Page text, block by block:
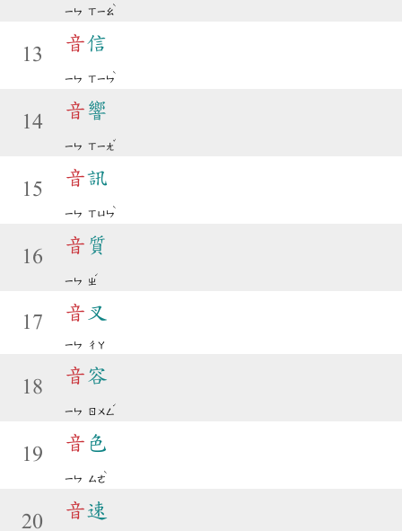
ㄧㄣ ㄒㄧㄠ
ˋ
13
音信
ㄧㄣ ㄒㄧㄣ
ˋ
14
音響
ㄧㄣ ㄒㄧㄤ
ˇ
15
音訊
ㄧㄣ ㄒㄩㄣ
ˋ
16
音 質
ㄧㄣ ㄓ
ˊ
17 音 叉
ㄧㄣ ㄔㄚ
18
音容
ㄧㄣ ㄖㄨㄥ
ˊ
19
音 色
ㄧㄣ ㄙㄜ
ˋ
20
音速